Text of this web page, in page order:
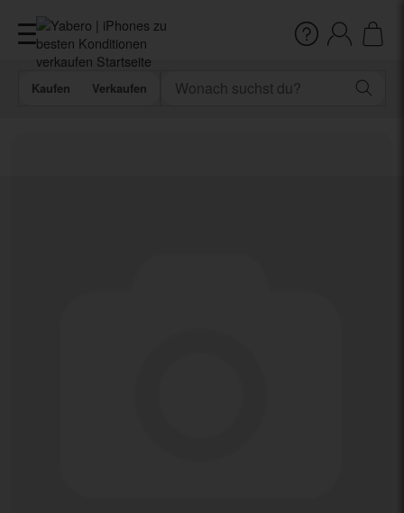
Kaufen Verkaufen